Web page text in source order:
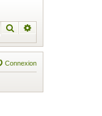
Rechercher
Connexion